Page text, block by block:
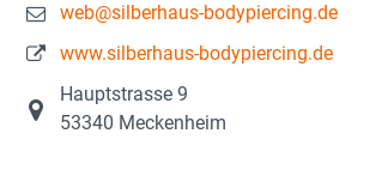
web@silberhaus-bodypiercing.de
www.silberhaus-bodypiercing.de
Hauptstrasse 9
53340 Meckenheim